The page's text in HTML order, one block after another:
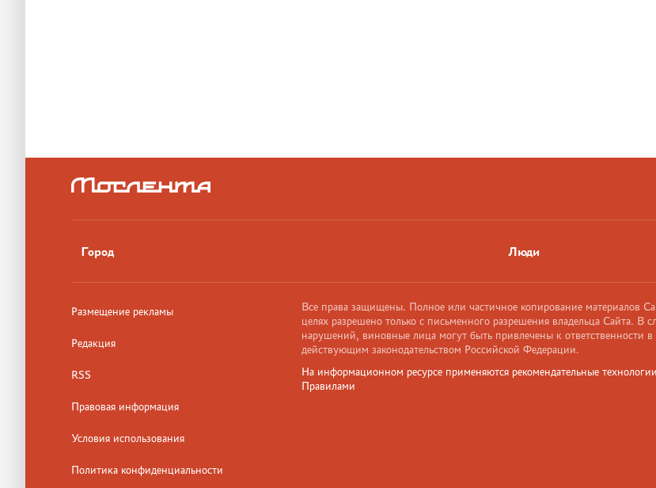
Город Люди
Размещение рекламы
Редакция
RSS
Правовая информация
Условия использования
Политика конфиденциальности
Все права защищены. Полное или частичное копирование материалов
целях разрешено только с письменного разрешения владельца Сайта. В
нарушений, виновные лица могут быть привлечены к ответственности в
действующим законодательством Российской Федерации.
На информационном ресурсе применяются рекомендательные
Правилами